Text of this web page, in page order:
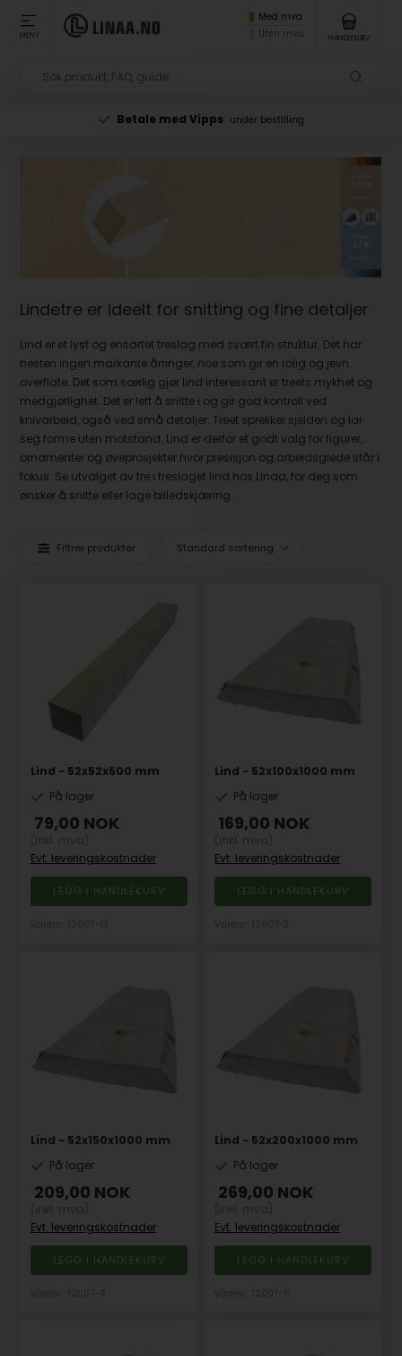
MENY
Med mva
Uten mva
HANDLEKURV
MOA 299 NOK inkl. Mva/eks. frakt
Lindetre er ideelt for snitting og fine detaljer
Lind er et lyst og ensartet treslag med svært fin struktur. Det har
nesten ingen markante årringer, noe som gir en rolig og jevn
overflate. Det som særlig gjør lind interessant er treets mykhet og
medgjørlighet. Det er lett å snitte i og gir god kontroll ved
knivarbeid, også ved små detaljer. Treet sprekker sjelden og lar
seg forme uten motstand. Lind er derfor et godt valg for figurer,
ornamenter og øveprosjekter hvor presisjon og arbeidsglede står i
fokus. Se utvalget av tre i treslaget lind hos Linaa, for deg som
ønsker å snitte eller lage billedskjæring.
Filtrer produkter
Lind - 52x52x500 mm
På lager
79,00 NOK
Evt. leveringskostnader
Lind - 52x100x1000 mm
På lager
169,00 NOK
Evt. leveringskostnader
Lind - 52x150x1000 mm
På lager
209,00 NOK
Evt. leveringskostnader
Lind - 52x200x1000 mm
På lager
269,00 NOK
Evt. leveringskostnader